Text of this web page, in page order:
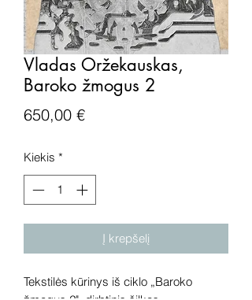
Vladas Oržekauskas,
Baroko žmogus 2
650,00 €Price
Kiekis *
Į krepšelį
Tekstilės kūrinys iš ciklo „Baroko